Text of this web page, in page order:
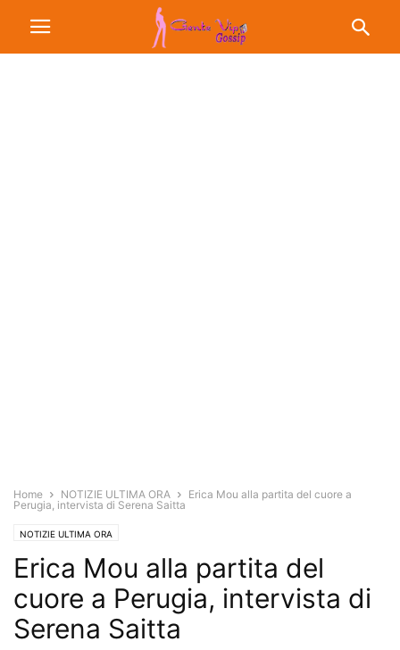
Home NOTIZIE ULTIMA ORA
Erica Mou alla partita del cuore a
Perugia, intervista di Serena Saitta
NOTIZIE ULTIMA ORA
Erica Mou alla partita del
cuore a Perugia, intervista di
Serena Saitta